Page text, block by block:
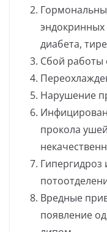
эндокринных
диабета,
Сбой работы
Нарушение
прокола
Вредные
появление